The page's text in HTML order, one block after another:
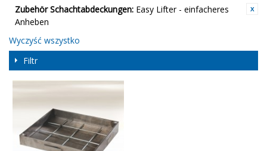
Zubehör Schachtabdeckungen: Easy Lifter - einfacheres
Anheben
Wyczyść wszystko
Filtr